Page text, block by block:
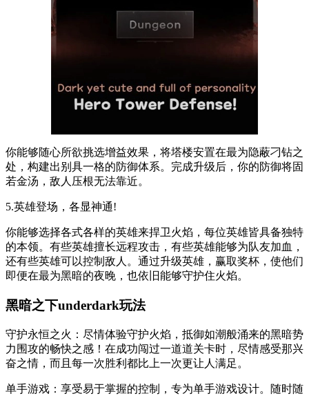
你能够随心所欲挑选增益效果，将塔楼安置在最为隐蔽刁钻之
处，构建出别具一格的防御体系。完成升级后，你的防御将固
若金汤，敌人压根无法靠近。
5.英雄登场，各显神通!
你能够选择各式各样的英雄来捍卫火焰，每位英雄皆具备独特
的本领。有些英雄擅长远程攻击，有些英雄能够为队友加血，
还有些英雄可以控制敌人。通过升级英雄，赢取奖杯，使他们
即便在最为黑暗的夜晚，也依旧能够守护住火焰。
黑暗之下underdark玩法
守护永恒之火：尽情体验守护火焰，抵御如潮般涌来的黑暗势
力围攻的畅快之感！在成功闯过一道道关卡时，尽情感受那兴
奋之情，而且每一次胜利都比上一次更让人满足。
单手游戏：享受易于掌握的控制，专为单手游戏设计。随时随